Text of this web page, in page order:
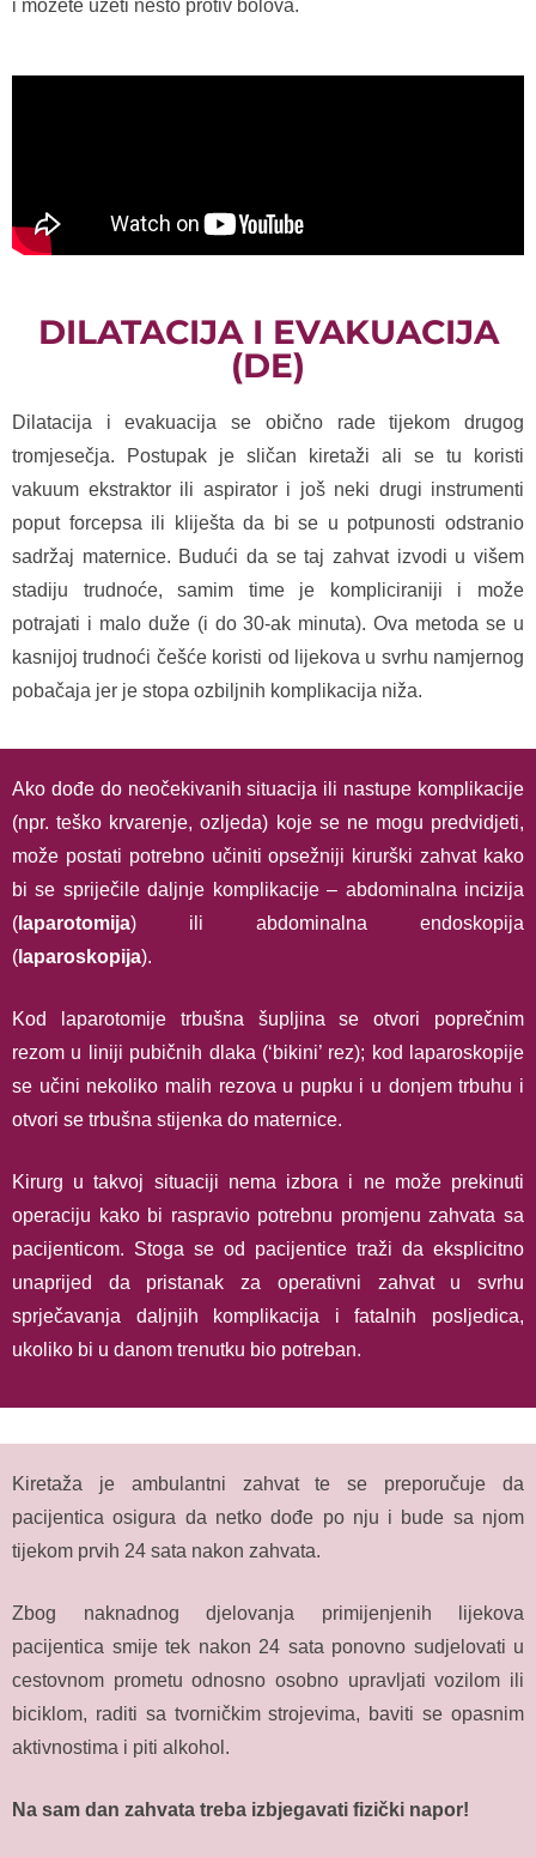
i možete uzeti nešto protiv bolova.
DILATACIJA I EVAKUACIJA
(DE)
Dilatacija i evakuacija se obično rade tijekom drugog
tromjesečja. Postupak je sličan kiretaži ali se tu koristi
vakuum ekstraktor ili aspirator i još neki drugi instrumenti
poput forcepsa ili kliješta da bi se u potpunosti odstranio
sadržaj maternice. Budući da se taj zahvat izvodi u višem
stadiju trudnoće, samim time je kompliciraniji i može
potrajati i malo duže (i do 30-ak minuta). Ova metoda se u
kasnijoj trudnoći češće koristi od lijekova u svrhu namjernog
pobačaja jer je stopa ozbiljnih komplikacija niža.
Ako dođe do neočekivanih situacija ili nastupe komplikacije
(npr. teško krvarenje, ozljeda) koje se ne mogu predvidjeti,
može postati potrebno učiniti opsežniji kirurški zahvat kako
bi se spriječile daljnje komplikacije – abdominalna incizija
( laparotomija) ili abdominalna endoskopija
( laparoskopija).
Kod laparotomije trbušna šupljina se otvori poprečnim
rezom u liniji pubičnih dlaka (‘bikini’ rez); kod laparoskopije
se učini nekoliko malih rezova u pupku i u donjem trbuhu i
otvori se trbušna stijenka do maternice.
Kirurg u takvoj situaciji nema izbora i ne može prekinuti
operaciju kako bi raspravio potrebnu promjenu zahvata sa
pacijenticom. Stoga se od pacijentice traži da eksplicitno
unaprijed da pristanak za operativni zahvat u svrhu
sprječavanja daljnjih komplikacija i fatalnih posljedica,
ukoliko bi u danom trenutku bio potreban.
Kiretaža je ambulantni zahvat te se preporučuje da
pacijentica osigura da netko dođe po nju i bude sa njom
tijekom prvih 24 sata nakon zahvata.
Zbog naknadnog djelovanja primijenjenih lijekova
pacijentica smije tek nakon 24 sata ponovno sudjelovati u
cestovnom prometu odnosno osobno upravljati vozilom ili
biciklom, raditi sa tvorničkim strojevima, baviti se opasnim
aktivnostima i piti alkohol.
Na sam dan zahvata treba izbjegavati fizički napor!